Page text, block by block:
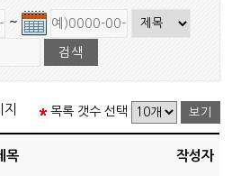
~
목록 갯수 선택
목 작성자